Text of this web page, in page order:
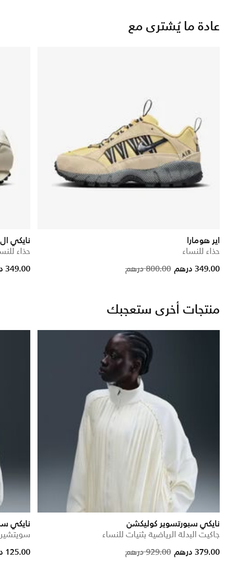
عادة ما يُشترى مع
اير هومارا
حذاء للنساء
Price
800.00 درهم to
349.00 درهم
نايكي ال
حذاء
reduced from
to
349.00 درهم
منتجات أخرى ستعجبك
نايكي سبورتسوير كوليكشن
جاكيت البدلة الرياضية بثنيات للنساء
Price reduced929.00 درهم to 379.00 درهم
نايكي
from
125.00 درهم